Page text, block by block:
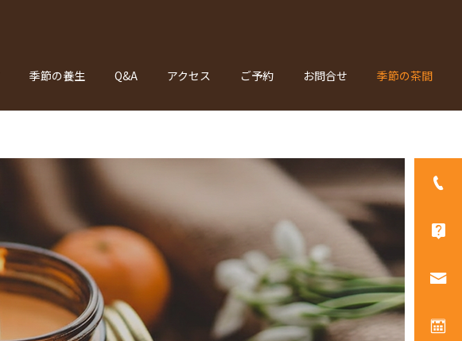
季節の養生 Q&A アクセス ご予約 お問合せ 季節の茶間